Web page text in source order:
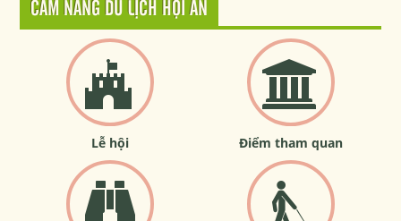
CẨM NANG DU LỊCH HỘI AN
Lễ hội Điểm tham quan